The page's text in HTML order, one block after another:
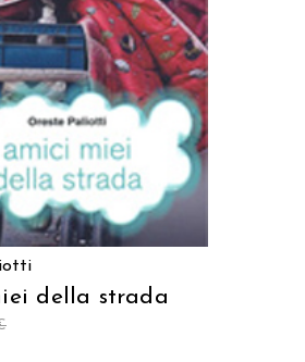
LEGGI TUTTO
della strada